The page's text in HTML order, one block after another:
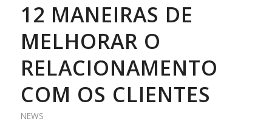
12 MANEIRAS DE
MELHORAR O
RELACIONAMENTO
COM OS CLIENTES
NEWS